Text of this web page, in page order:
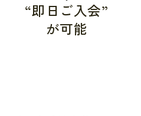
“即日ご入会”
が可能